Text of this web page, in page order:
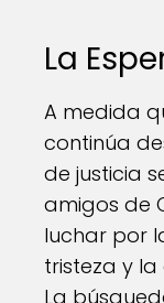
La
A medida
continúa
de justicia
amigos de
luchar por
tristeza y la
La